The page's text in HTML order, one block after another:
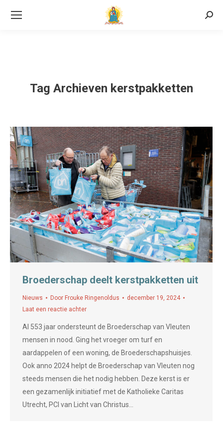
Tag Archieven kerstpakketten
Broederschap deelt kerstpakketten uit
Nieuws Door Frouke Ringenoldus
december 19, 2024
Laat een reactie achter
Al 553 jaar ondersteunt de Broederschap van Vleuten
mensen in nood. Ging het vroeger om turf en
aardappelen of een woning, de Broederschapshuisjes.
Ook anno 2024 helpt de Broederschap van Vleuten nog
steeds mensen die het nodig hebben. Deze kerst is er
een gezamenlijk initiatief met de Katholieke Caritas
Utrecht, PCI van Licht van Christus…